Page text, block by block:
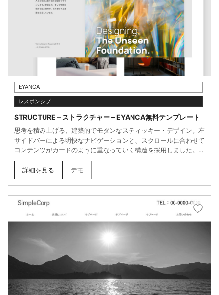
EYANCA
レスポンシブ
STRUCTURE – ストラクチャー – EYANCA無料テンプレート
思考を積み上げる。建築的でモダンなスティッキー・デザイン。左
サイドバーによる明快なナビゲーションと、スクロールに合わせて
コンテンツがカードのように重なっていく構造を採用しました。幾
何学的な美しさを持つフォントと、余白を活かしたミニマルな配色
が、情報の骨組みを美しく際立たせます。論理的で、洗練されたブ
ランドイメージを与えたい方に。
詳細を見る デモ